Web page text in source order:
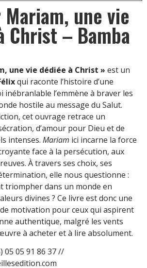
une vie
Christ – Bamba
une vie dédiée à Christ » est un
qui raconte l’histoire d’une
inébranlable l’emmène à braver les
hostile au message du Salut.
cet ouvrage retrace un
d’amour pour Dieu et de
intenses. Mariam ici incarne la force
face à la persécution, aux
À travers ses choix, ses
elle nous questionne :
triompher dans un monde en
divines ? Ce livre est donc une
motivation pour ceux qui aspirent
authentique, malgré les vents
à acheter et à lire absolument.
05 05 91 86 37 //